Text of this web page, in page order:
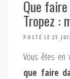
Que
Tropez :
POSTÉ LE 25
Vous êtes en
que faire